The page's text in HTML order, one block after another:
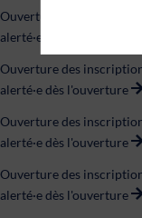
Ouverture des
alerté·e dès l'ouverture
Ouverture des
alerté·e dès l'ouverture
Ouverture des
alerté·e dès l'ouverture
Ouverture des
alerté·e dès l'ouverture